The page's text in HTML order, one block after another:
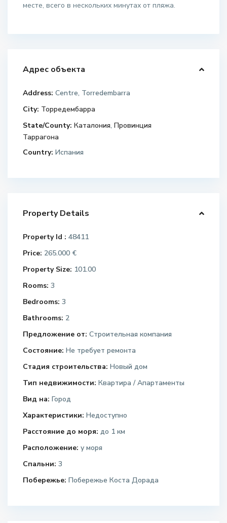
месте, всего в нескольких минутах от пляжа.
Адрес объекта
Address: Centre, Torredembarra
City: Торредембарра
State/County: Каталония,Провинция
Таррагона
Country: Испания
Property Details
Property Id : 48411
Price: 265.000 €
Property Size: 101.00
Rooms: 3
Bedrooms: 3
Bathrooms: 2
Предложение от: Строительная компания
Состояние: Не требует ремонта
Стадия строительства: Новый дом
Тип недвижимости: Квартира / Апартаменты
Вид на: Город
Характеристики: Недоступно
Расстояние до моря: до 1 км
Расположение: у моря
Спальни: 3
Побережье: Побережье Коста Дорада